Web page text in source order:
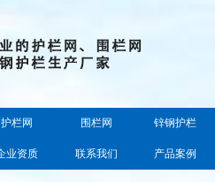
护栏网 围栏网 锌钢护栏
业资质 联系我们 产品案例